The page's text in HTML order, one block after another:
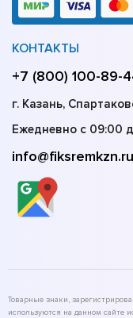
КОНТАКТЫ
+7 (800) 100-89-
г. Казань,
Ежедневно с 09:00
info@fiksremkzn.ru
Товарные знаки,
используются на данном сайте